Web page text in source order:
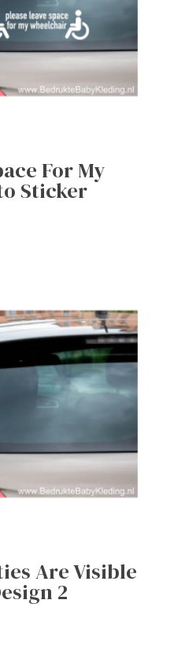
For My
Sticker
Are Visible
2